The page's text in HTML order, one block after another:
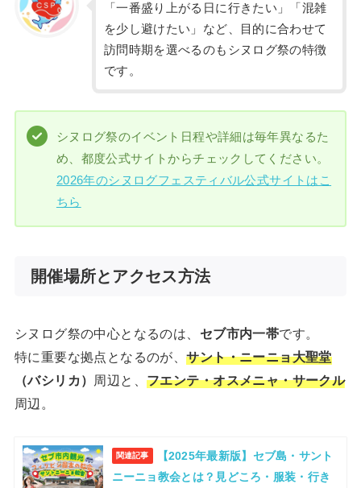
「一番盛り上がる日に行きたい」「混雑
を少し避けたい」など、目的に合わせて
訪問時期を選べるのもシヌログ祭の特徴
です。
シヌログ祭のイベント日程や詳細は毎年異なるた
め、都度公式サイトからチェックしてください。
2026年のシヌログフェスティバル公式サイトはこ
ちら
開催場所とアクセス方法
シヌログ祭の中心となるのは、 セブ市内一帯です。
特に重要な拠点となるのが、サント・ニーニョ大聖堂
（バシリカ） 周辺と、フエンテ・オスメニャ・サークル
周辺。
関連記事
【2025年最新版】セブ島・サント
ニーニョ教会とは？見どころ・服装・行き